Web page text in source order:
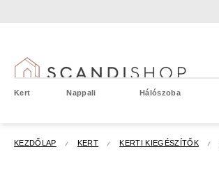
Kert Nappali Hálószoba
KEZDŐLAP KERT KERTI KIEGÉSZÍTŐK